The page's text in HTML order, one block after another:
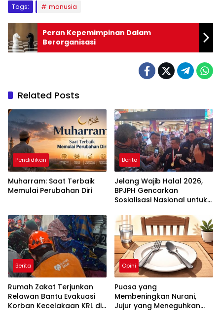
Tags: manusia
Peran Kepemimpinan Dalam
Berorganisasi
Related Posts
Pendidikan
Muharram: Saat Terbaik
Memulai Perubahan Diri
Berita
Jelang Wajib Halal 2026,
BPJPH Gencarkan
Sosialisasi Nasional untuk
Indonesia
Berita
Rumah Zakat Terjunkan
Relawan Bantu Evakuasi
Korban Kecelakaan KRL di
Opini
Puasa yang
Membeningkan Nurani,
Jujur yang Meneguhkan